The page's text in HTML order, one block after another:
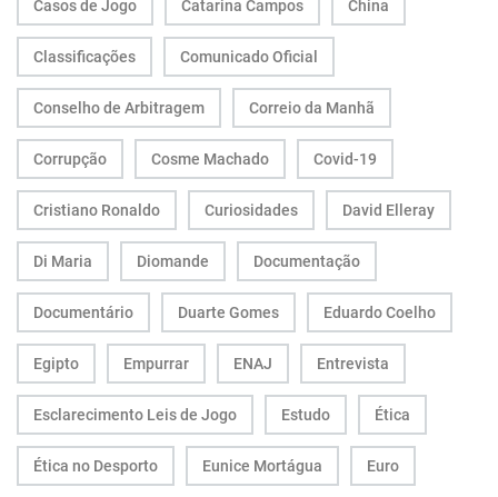
Casos de Jogo Catarina Campos China
Classificações Comunicado Oficial
Conselho de Arbitragem Correio da Manhã
Corrupção Cosme Machado Covid-19
Cristiano Ronaldo Curiosidades David Elleray
Di Maria Diomande Documentação
Documentário Duarte Gomes Eduardo Coelho
Egipto Empurrar ENAJ Entrevista
Esclarecimento Leis de Jogo Estudo Ética
Ética no Desporto Eunice Mortágua Euro